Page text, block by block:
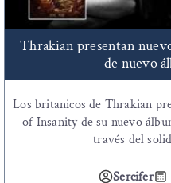
Thrakian presentan
de nuevo
Los britanicos de Thrakian
of Insanity de su nuevo
través del
Sercifer